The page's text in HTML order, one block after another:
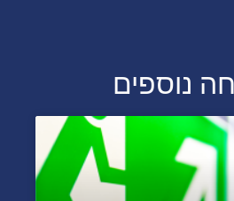
נוספים